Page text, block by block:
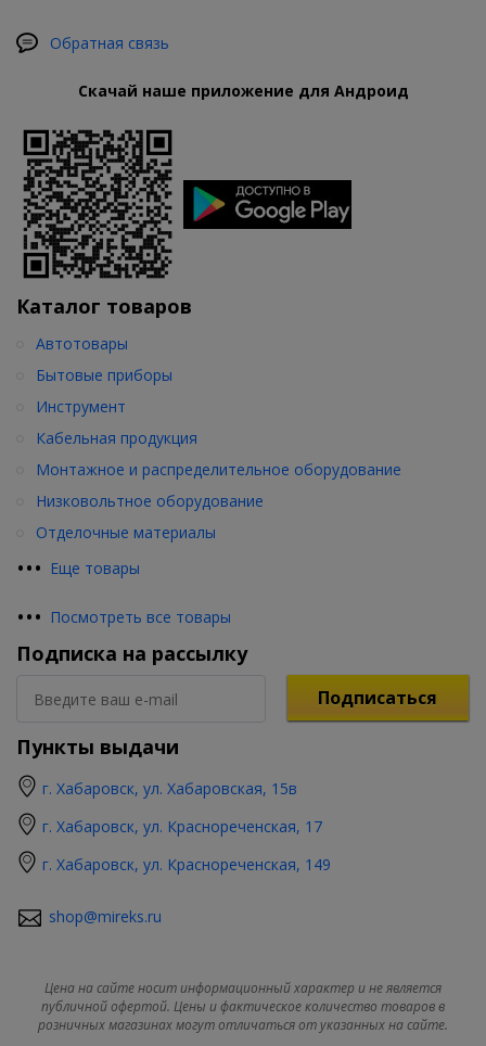
Обратная связь
Скачай наше приложение для Андроид
Каталог товаров
••• Еще товары
Автотовары
Бытовые приборы
Инструмент
Кабельная продукция
Монтажное и распределительное оборудование
Низковольтное оборудование
Отделочные материалы
••• Посмотреть все товары
Подписка на рассылку
Подписаться
Пункты выдачи
г. Хабаровск, ул. Хабаровская, 15в
г. Хабаровск, ул. Краснореченская, 17
г. Хабаровск, ул. Краснореченская, 149
shop@mireks.ru
Цена на сайте носит информационный характер и не является
публичной офертой. Цены и фактическое количество товаров в
розничных магазинах могут отличаться от указанных на сайте.